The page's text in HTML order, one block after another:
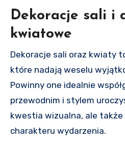
Dekoracje sali i
kwiatowe
Dekoracje sali oraz kwiaty
które nadają weselu
Powinny one idealnie
przewodnim i stylem
kwestia wizualna, ale
charakteru wydarzenia.